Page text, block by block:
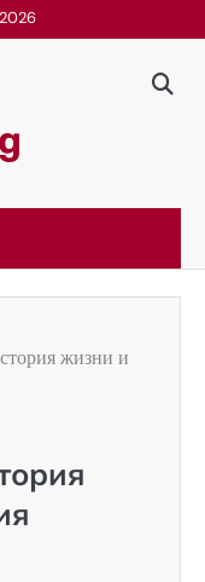
2026
жизни и